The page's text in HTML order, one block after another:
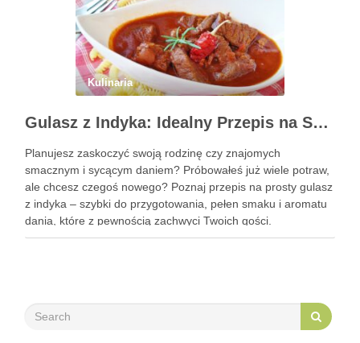
Kulinaria
Gulasz z Indyka: Idealny Przepis na Szybki i Smaczny Obiad
Planujesz zaskoczyć swoją rodzinę czy znajomych
smacznym i sycącym daniem? Próbowałeś już wiele potraw,
ale chcesz czegoś nowego? Poznaj przepis na prosty gulasz
z indyka – szybki do przygotowania, pełen smaku i aromatu
dania, które z pewnością zachwyci Twoich gości.
Zastanawiasz się, jak go przyrządzić? To bardzo proste!